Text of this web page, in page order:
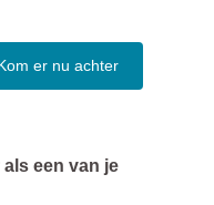
er nu achter
een van je